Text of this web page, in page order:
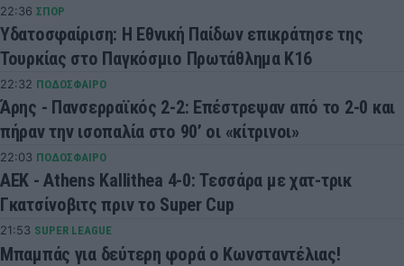
22:36 ΣΠΟΡ
Υδατοσφαίριση: Η Εθνική Παίδων επικράτησε της
Τουρκίας στο Παγκόσμιο Πρωτάθλημα Κ16
22:32 ΠΟΔΟΣΦΑΙΡΟ
Άρης - Πανσερραϊκός 2-2: Επέστρεψαν από το 2-0 και
πήραν την ισοπαλία στο 90’ οι «κίτρινοι»
22:03 ΠΟΔΟΣΦΑΙΡΟ
ΑΕΚ - Athens Kallithea 4-0: Τεσσάρα με χατ-τρικ
Γκατσίνοβιτς πριν το Super Cup
21:53 SUPER LEAGUE
Μπαμπάς για δεύτερη φορά ο Κωνσταντέλιας!